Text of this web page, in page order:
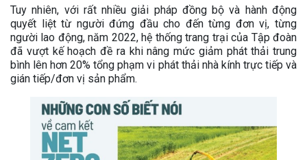
Tuy nhiên, với rất nhiều giải pháp đồng bộ và hành động
quyết liệt từ người đứng đầu cho đến từng đơn vị, từng
người lao động, năm 2022, hệ thống trang trại của Tập đoàn
đã vượt kế hoạch đề ra khi nâng mức giảm phát thải trung
bình lên hơn 20% tổng phạm vi phát thải nhà kính trực tiếp và
gián tiếp/đơn vị sản phẩm.